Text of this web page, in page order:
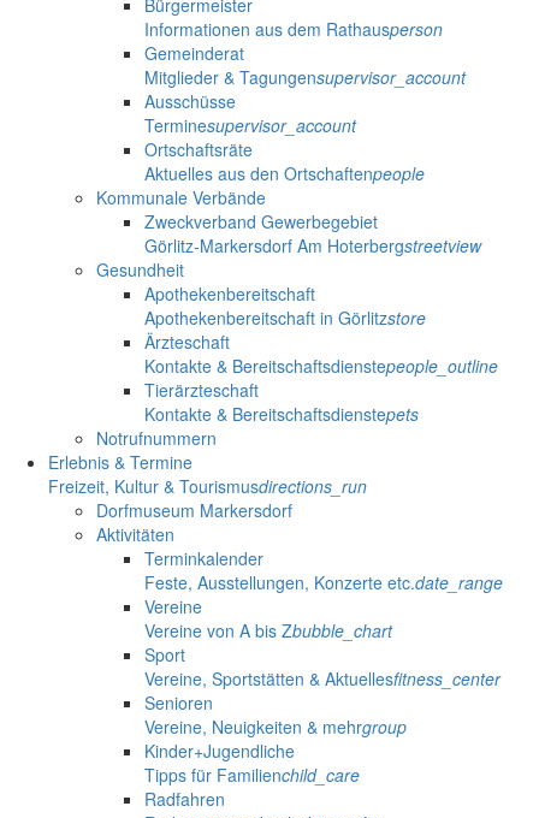
Informationen aus dem Rathausperson
Gemeinderat
Mitglieder & Tagungensupervisor_account
Ausschüsse
Terminesupervisor_account
Ortschaftsräte
Aktuelles aus den Ortschaftenpeople
Kommunale Verbände
Zweckverband Gewerbegebiet
Görlitz-Markersdorf Am Hoterbergstreetview
Gesundheit
Apothekenbereitschaft
Apothekenbereitschaft in Görlitzstore
Ärzteschaft
Kontakte & Bereitschaftsdienstepeople_outline
Tierärzteschaft
Kontakte & Bereitschaftsdienstepets
Notrufnummern
Erlebnis & Termine
Freizeit, Kultur & Tourismusdirections_run
Dorfmuseum Markersdorf
Aktivitäten
Terminkalender
Feste, Ausstellungen, Konzerte etc.date_range
Vereine
Vereine von A bis Zbubble_chart
Sport
Vereine, Sportstätten & Aktuellesfitness_center
Senioren
Vereine, Neuigkeiten & mehrgroup
Kinder+Jugendliche
Tipps für Familienchild_care
Radfahren